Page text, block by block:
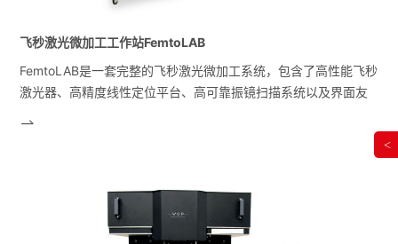
飞秒激光微加工工作站FemtoLAB
FemtoLAB是一套完整的飞秒激光微加工系统，包含了高性能飞秒
激光器、高精度线性定位平台、高可靠振镜扫描系统以及界面友
高效生产力工具。FemtoLAB可针对各种加工任务进行定制开发，
<